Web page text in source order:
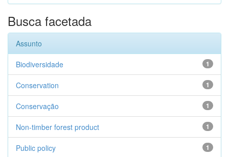
Busca facetada
Assunto
1
Biodiversidade
1
Conservation
1
Conservação
1
Non-timber forest product
1
Public policy